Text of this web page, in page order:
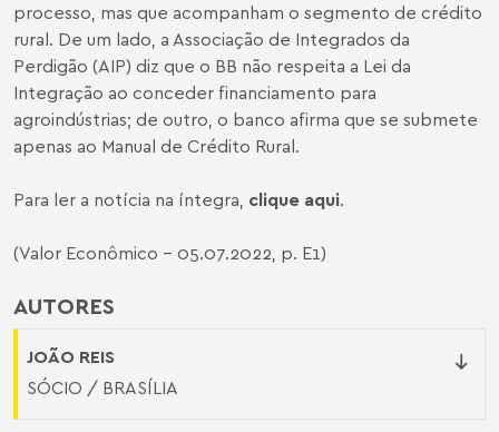
AUTORES
JOÃO REIS
SÓCIO / BRASÍLIA
processo, mas que acompanham o segmento de crédito
rural. De um lado, a Associação de Integrados da
Perdigão (AIP) diz que o BB não respeita a Lei da
Integração ao conceder financiamento para
agroindústrias; de outro, o banco afirma que se submete
apenas ao Manual de Crédito Rural.
Para ler a notícia na íntegra, clique aqui.
(Valor Econômico - 05.07.2022, p. E1)